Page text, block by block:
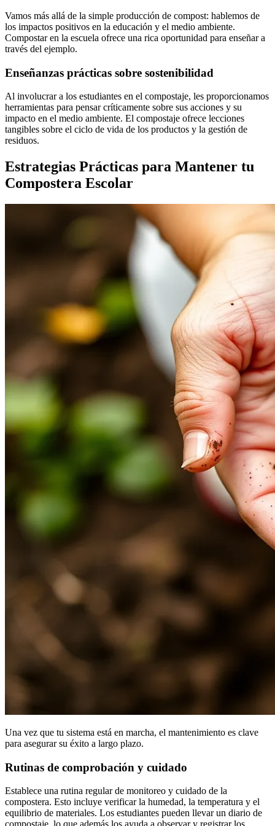
Vamos más allá de la simple producción de compost: hablemos de
los impactos positivos en la educación y el medio ambiente.
Compostar en la escuela ofrece una rica oportunidad para enseñar a
través del ejemplo.
Enseñanzas prácticas sobre sostenibilidad
Al involucrar a los estudiantes en el compostaje, les proporcionamos
herramientas para pensar críticamente sobre sus acciones y su
impacto en el medio ambiente. El compostaje ofrece lecciones
tangibles sobre el ciclo de vida de los productos y la gestión de
residuos.
Estrategias Prácticas para Mantener tu
Compostera Escolar
Una vez que tu sistema está en marcha, el mantenimiento es clave
para asegurar su éxito a largo plazo.
Rutinas de comprobación y cuidado
Establece una rutina regular de monitoreo y cuidado de la
compostera. Esto incluye verificar la humedad, la temperatura y el
equilibrio de materiales. Los estudiantes pueden llevar un diario de